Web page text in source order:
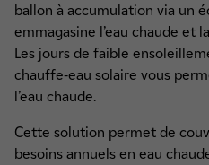
ballon à accumulation via un
emmagasine l’eau chaude et
Les jours de faible
chauffe-eau solaire vous
l’eau chaude.
Cette solution permet de
besoins annuels en eau